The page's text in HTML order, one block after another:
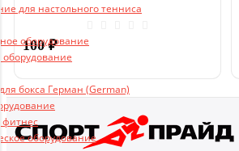
для настольного тенниса
оборудование
бокса Герман (German)
фитнес
оборудование
100₽